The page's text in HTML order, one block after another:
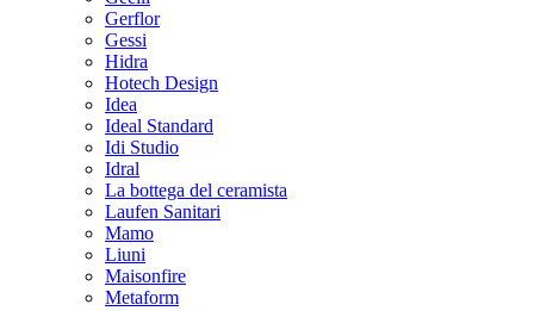
Gerflor
Gessi
Hidra
Hotech Design
Idea
Ideal Standard
Idi Studio
Idral
La bottega del ceramista
Laufen Sanitari
Mamo
Liuni
Maisonfire
Metaform